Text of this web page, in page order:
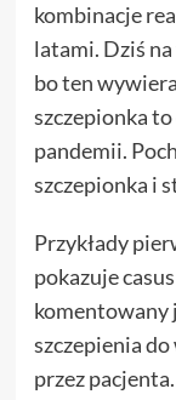
kombinacje
latami. Dziś
bo ten
szczepionka
pandemii.
szczepionka i
Przykłady
pokazuje
komentowany
szczepienia
przez